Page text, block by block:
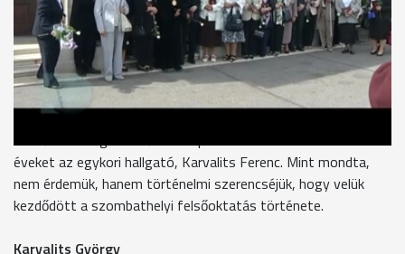
prof. dr. Gadányi Károly elnök-rektorhelyettes, NYME SEK
1959. szeptember 15-e meghatározó nap volt a
szombathelyi felsőoktatás életében. Ez a kezdet.
Családias hangulatban, kevés, de nagy tudású oktatóval
éveket az egykori hallgató, Karvalits Ferenc. Mint mondta,
nem érdemük, hanem történelmi szerencséjük, hogy velük
kezdődött a szombathelyi felsőoktatás története.
Karvalits György